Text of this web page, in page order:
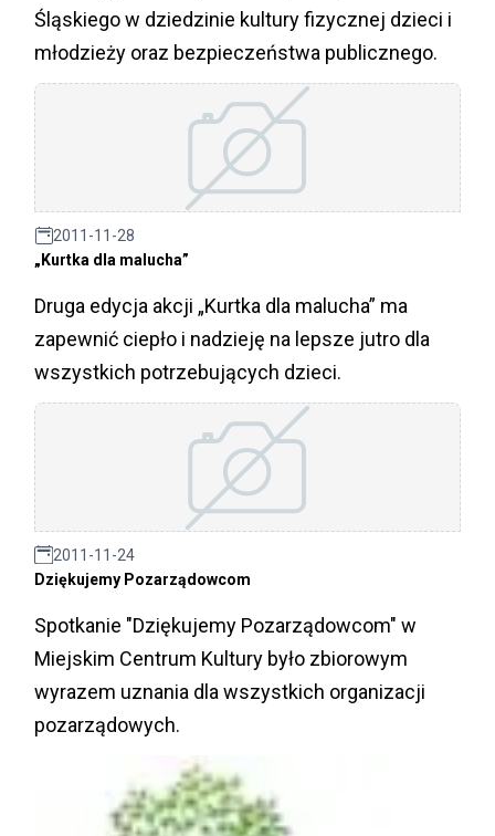
Śląskiego w dziedzinie kultury fizycznej dzieci i
młodzieży oraz bezpieczeństwa publicznego.
2011-11-28
„Kurtka dla malucha”
Druga edycja akcji „Kurtka dla malucha” ma
zapewnić ciepło i nadzieję na lepsze jutro dla
wszystkich potrzebujących dzieci.
2011-11-24
Dziękujemy Pozarządowcom
Spotkanie "Dziękujemy Pozarządowcom" w
Miejskim Centrum Kultury było zbiorowym
wyrazem uznania dla wszystkich organizacji
pozarządowych.